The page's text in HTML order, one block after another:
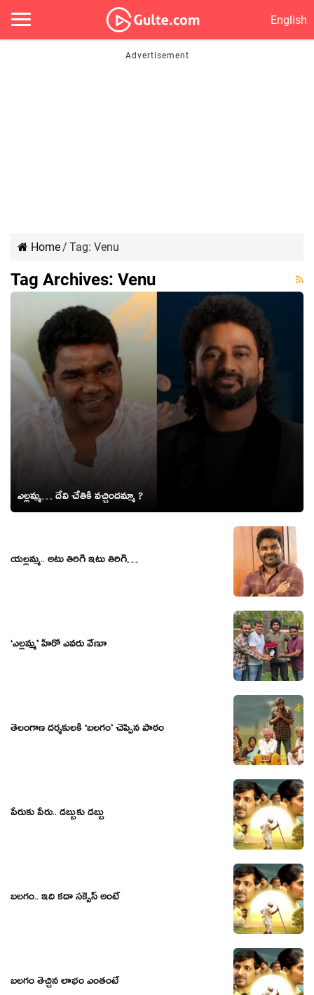
English
Home/ Tag: Venu
Tag Archives: Venu
ఎల్లమ్మ… దేవి చేతికి వచ్చిందమ్మా ?
యల్లమ్మ.. అటు తిరిగి ఇటు తిరిగి…
‘ఎల్లమ్మ’ హీరో ఎవరు వేణూ
తెలంగాణ దర్శకులకి ‘బలగం’ చెప్పిన పాఠం
పేరుకు పేరు.. డబ్బుకు డబ్బు
బలగం.. ఇది కదా సక్సెస్ అంటే
బలగం తెచ్చిన లాభం ఎంతంటే